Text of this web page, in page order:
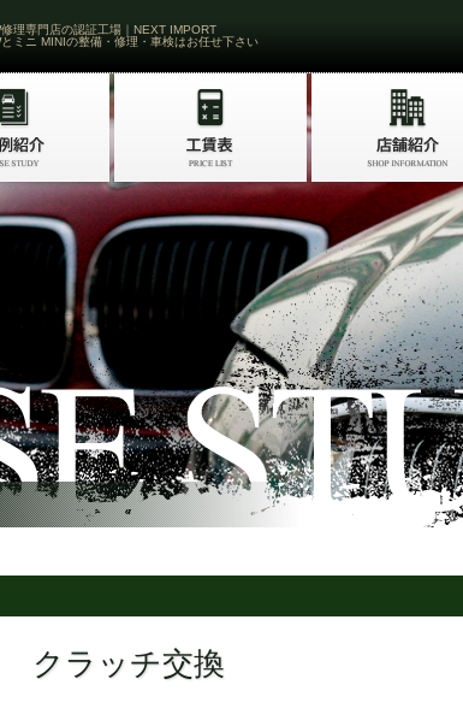
理専門店の認証工場｜NEXT IMPORT
ミニ MINIの整備・修理・車検はお任せ下さい
クラッチ交換